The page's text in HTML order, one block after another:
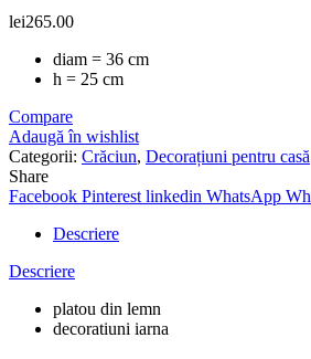
lei265.00
diam = 36 cm
h = 25 cm
Compare
Adaugă în wishlist
Categorii: Crăciun, Decorațiuni pentru casă
Share
Facebook Pinterest linkedin WhatsApp
Descriere
Descriere
platou din lemn
decoratiuni iarna